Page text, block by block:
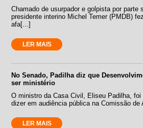
Chamado de usurpador e golpista por parte
presidente interino Michel Temer (PMDB)
afa[...]
LER MAIS
No Senado, Padilha diz que
ser ministério
O ministro da Casa Civil, Eliseu Padilha, foi
dizer em audiência pública na Comissão de
LER MAIS